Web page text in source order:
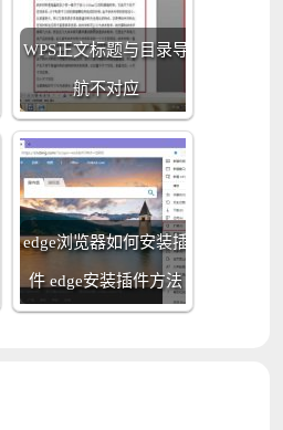
WPS正文标题与目录导
航不对应
edge浏览器如何安装插
件 edge安装插件方法